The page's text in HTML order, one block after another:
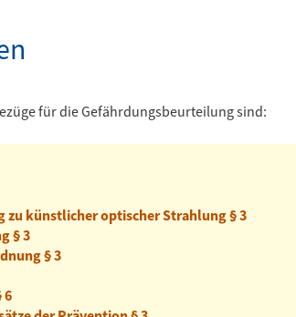
für die Gefährdungsbeurteilung sind:
zu künstlicher optischer Strahlung § 3
§ 3
§ 3
6